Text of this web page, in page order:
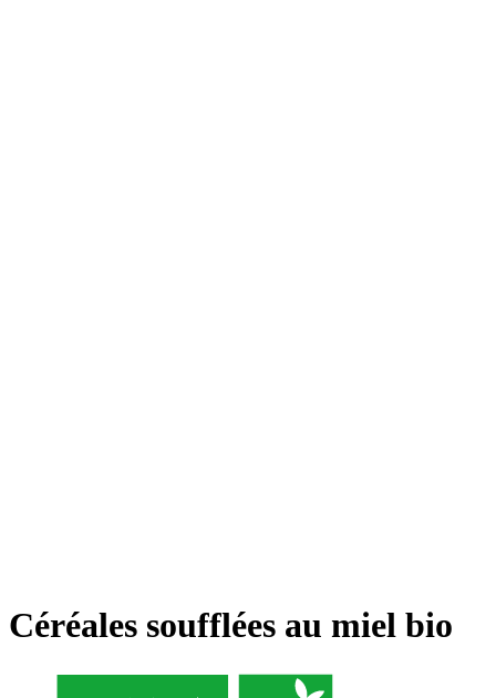
Céréales soufflées au miel bio